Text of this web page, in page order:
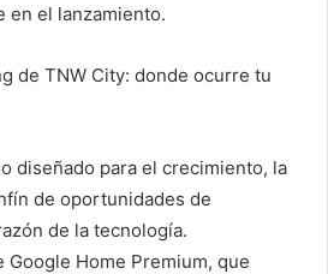
en el lanzamiento.
de TNW City: donde ocurre tu
diseñado para el crecimiento, la
de oportunidades de
de la tecnología.
Google Home Premium, que